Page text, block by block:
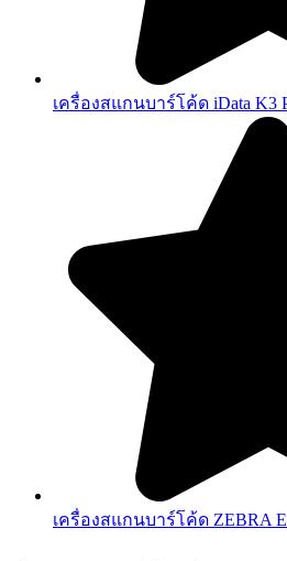
เครื่องสแกนบาร์โค้ด iData K3
เครื่องสแกนบาร์โค้ด ZEBRA